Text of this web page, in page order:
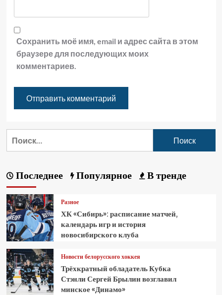
Сохранить моё имя, email и адрес сайта в этом
браузере для последующих моих
комментариев.
Последнее Популярное В тренде
Разное
ХК «Сибирь»: расписание матчей,
календарь игр и история
новосибирского клуба
Новости белорусского хоккея
Трёхкратный обладатель Кубка
Стэнли Сергей Брылин возглавил
минское «Динамо»